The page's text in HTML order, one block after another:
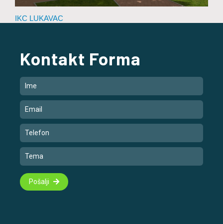
IKC LUKAVAC
Kontakt Forma
Pošalji